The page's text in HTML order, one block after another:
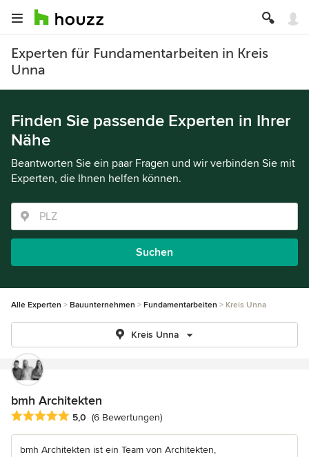
Experten für Fundamentarbeiten in Kreis
Unna
Finden Sie passende Experten in Ihrer
Nähe
Beantworten Sie ein paar Fragen und wir verbinden Sie mit
Experten, die Ihnen helfen können.
Suchen
Alle Experten Bauunternehmen Fundamentarbeiten Kreis Unna
Kreis Unna
bmh Architekten
Durchschnittliche Bewertung: 5 von 5 Sternen
5,0 (6 Bewertungen)
bmh Architekten ist ein Team von Architekten,